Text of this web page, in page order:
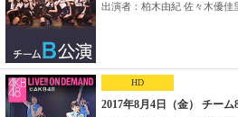
出演者：柏木由紀 佐々木優佳
HD
2017年8月4日（金） チー